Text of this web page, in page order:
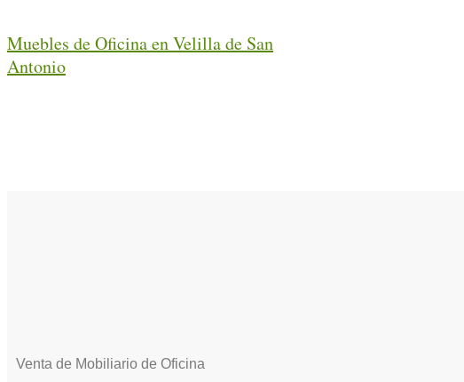
Muebles de Oficina en Velilla de San
Antonio
Venta de Mobiliario de Oficina